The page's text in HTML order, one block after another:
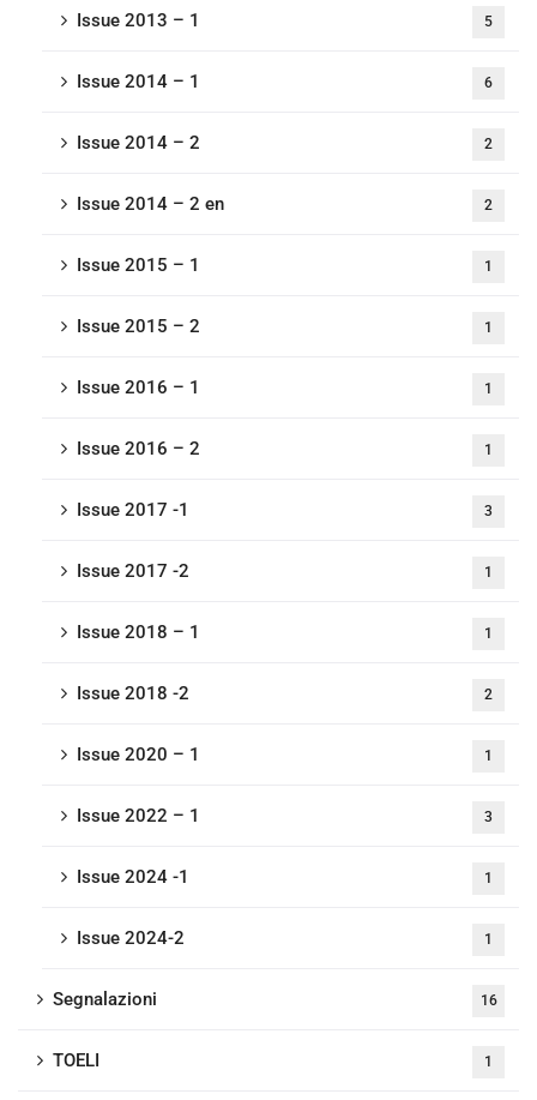
Issue 2013 – 1 5
Issue 2014 – 1 6
Issue 2014 – 2 2
Issue 2014 – 2 en 2
Issue 2015 – 1 1
Issue 2015 – 2 1
Issue 2016 – 1 1
Issue 2016 – 2 1
Issue 2017 -1 3
Issue 2017 -2 1
Issue 2018 – 1 1
Issue 2018 -2 2
Issue 2020 – 1 1
Issue 2022 – 1 3
Issue 2024 -1 1
Issue 2024-2 1
Segnalazioni 16
TOELI 1